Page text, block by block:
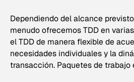
Dependiendo del alcance
menudo ofrecemos TDD en
el TDD de manera flexible de
necesidades individuales y la
transacción. Paquetes de trabajo